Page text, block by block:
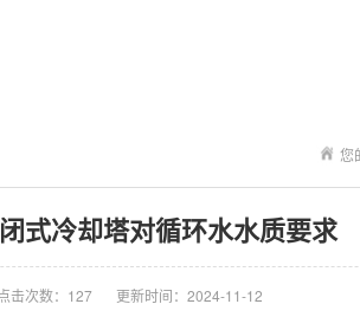
您
式冷却塔对循环水水质要求
点击次数：127 更新时间：2024-11-12